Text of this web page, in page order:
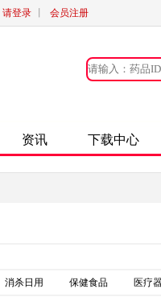
请登录 会员注册
资讯 下载中心
消杀日用 保健食品 医疗